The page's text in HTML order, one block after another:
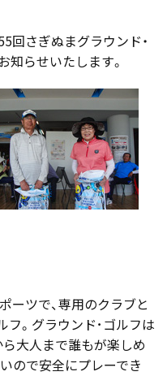
回さぎぬまグラウンド・
知らせいたします。
ーツで、専用のクラブと
。グラウンド･ゴルフは
大人まで誰もが楽しめ
ので安全にプレーでき